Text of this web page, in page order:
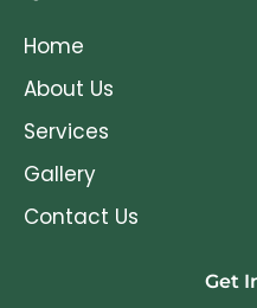
Home
About Us
Services
Gallery
Contact Us
Get